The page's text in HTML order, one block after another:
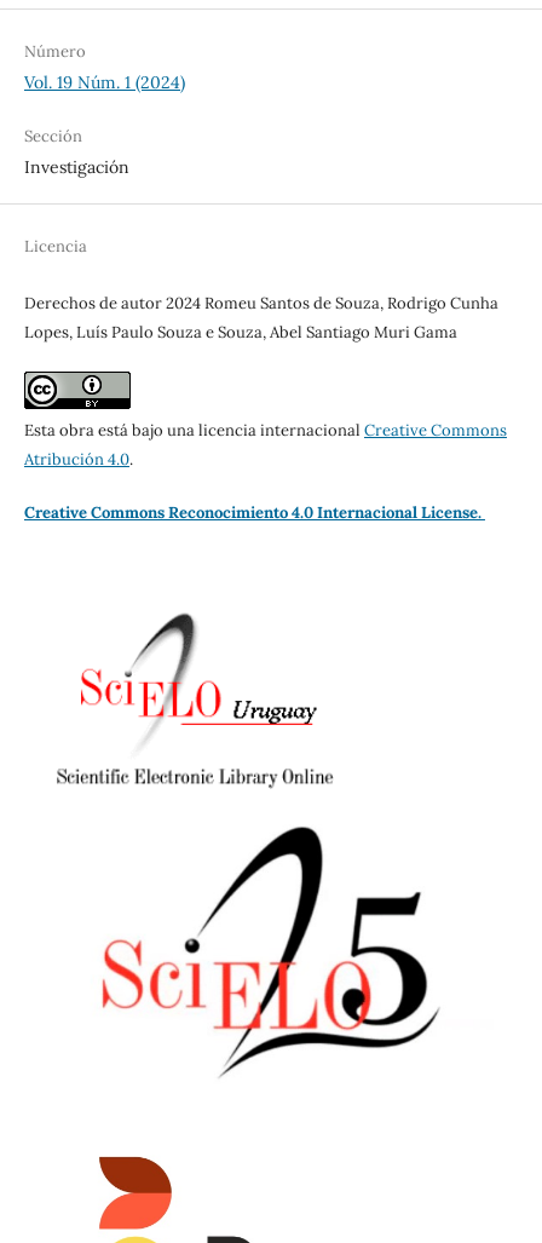
Número
Vol. 19 Núm. 1 (2024)
Sección
Investigación
Licencia
Derechos de autor 2024 Romeu Santos de Souza, Rodrigo Cunha
Lopes, Luís Paulo Souza e Souza, Abel Santiago Muri Gama
Esta obra está bajo una licencia internacional Creative Commons
Atribución 4.0.
Creative Commons Reconocimiento 4.0 Internacional License.